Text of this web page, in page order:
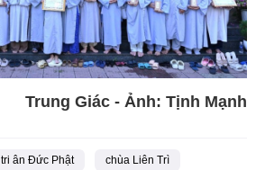
Trung Giác - Ảnh: Tịnh Mạnh
tri ân Đức Phật chùa Liên Trì